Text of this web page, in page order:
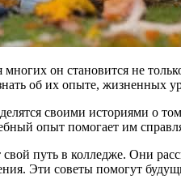
он становится не
об их опыте, жизненных
своими историями о
опыт помогает им
путь в колледже. Они
Эти советы помогут